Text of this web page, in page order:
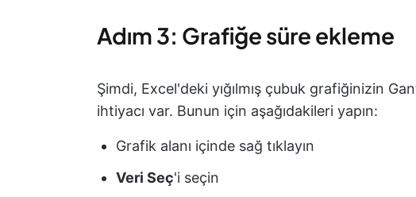
Adım 3: Grafiğe süre ekleme
Şimdi, Excel'deki yığılmış çubuk grafiğinizin
ihtiyacı var. Bunun için aşağıdakileri yapın:
Grafik alanı içinde sağ tıklayın
Veri Seç'i seçin